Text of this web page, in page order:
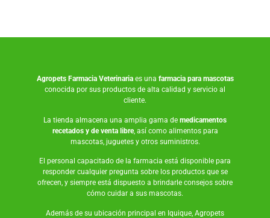
Agropets Farmacia Veterinariaes una farmacia para mascotas
conocida por sus productos de alta calidad y servicio al
cliente.
La tienda almacena una amplia gama de medicamentos
recetados y de venta libre, así como alimentos para
mascotas, juguetesy otros suministros.
El personal capacitado de la farmacia está disponible para
responder cualquier pregunta sobre los productos que se
ofrecen, y siempre está dispuesto a brindarle consejos sobre
cómo cuidar a sus mascotas.
Además de su ubicación principal en Iquique, Agropets